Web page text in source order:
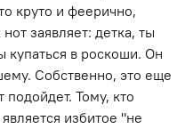
круто и феерично,
заявляет: детка, ты
купаться в роскоши. Он
Собственно, это еще
подойдет. Тому, кто
избитое "не